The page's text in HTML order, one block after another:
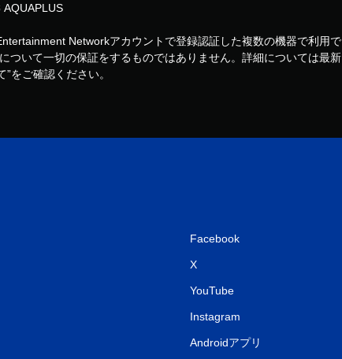
Networkアカウントで登録認証した複数の機器で利用で
ついて一切の保証をするものではありません。詳細については最新
”をご確認ください。
Facebook
X
YouTube
Instagram
Androidアプリ